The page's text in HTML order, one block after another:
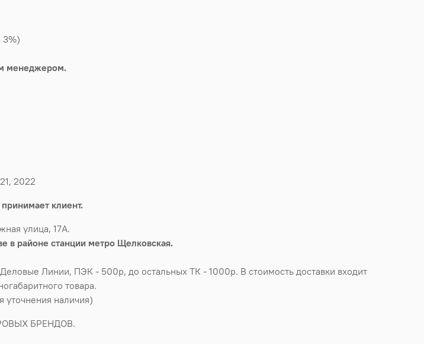
3%)
менеджером.
2022
клиент.
улица, 17А.
в районе станции метро Щелковская.
Линии, ПЭК - 500р, до остальных ТК - 1000р. В стоимость доставки входит
товара.
уточнения наличия)
БРЕНДОВ.